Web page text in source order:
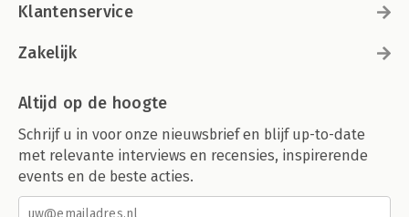
Klantenservice
Zakelijk
Altijd op de hoogte
Schrijf u in voor onze nieuwsbrief en blijf up-to-date
met relevante interviews en recensies, inspirerende
events en de beste acties.